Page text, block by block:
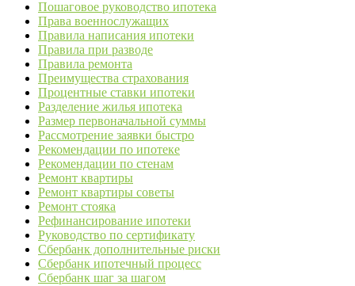
Пошаговое руководство ипотека
Права военнослужащих
Правила написания ипотеки
Правила при разводе
Правила ремонта
Преимущества страхования
Процентные ставки ипотеки
Разделение жилья ипотека
Размер первоначальной суммы
Рассмотрение заявки быстро
Рекомендации по ипотеке
Рекомендации по стенам
Ремонт квартиры
Ремонт квартиры советы
Ремонт стояка
Рефинансирование ипотеки
Руководство по сертификату
Сбербанк дополнительные риски
Сбербанк ипотечный процесс
Сбербанк шаг за шагом